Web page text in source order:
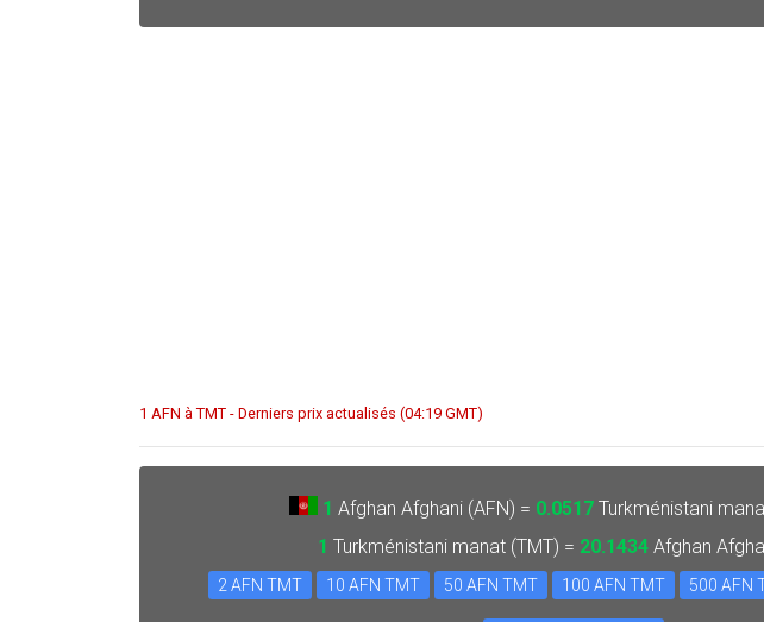
1 AFN à TMT - Derniers prix actualisés (04:19 GMT)
1 Afghan Afghani (AFN) = 0.0517 Turkménistani
1 Turkménistani manat (TMT) = 20.1434Afghan
2 AFN TMT 10 AFN TMT 50 AFN TMT 100 AFN TMT 500 AFN